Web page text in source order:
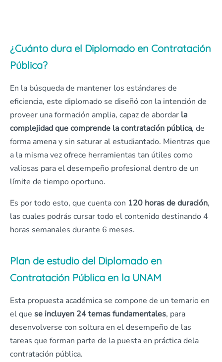
¿Cuánto dura el Diplomado en Contratación
Pública?
En la búsqueda de mantener los estándares de
eficiencia, este diplomado se diseñó con la intención de
proveer una formación amplia, capaz de abordar la
complejidad que comprende la contratación pública, de
forma amena y sin saturar al estudiantado. Mientras que
a la misma vez ofrece herramientas tan útiles como
valiosas para el desempeño profesional dentro de un
límite de tiempo oportuno.
Es por todo esto, que cuenta con 120 horas de duración,
las cuales podrás cursar todo el contenido destinando 4
horas semanales durante 6 meses.
Plan de estudio del Diplomado en
Contratación Pública en la UNAM
Esta propuesta académica se compone de un temario en
el que se incluyen 24 temas fundamentales, para
desenvolverse con soltura en el desempeño de las
tareas que forman parte de la puesta en práctica dela
contratación pública.